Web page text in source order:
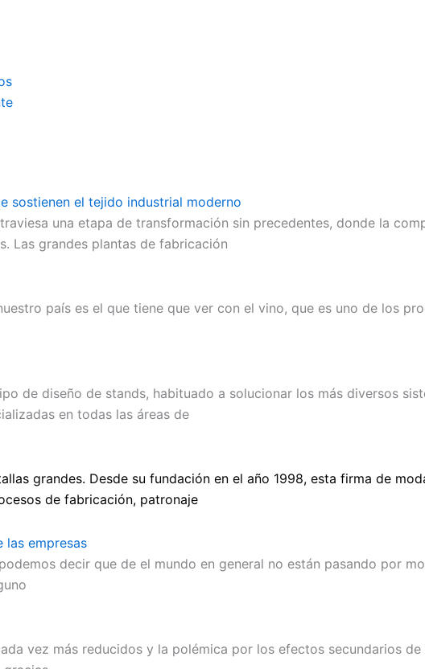
sostienen el tejido industrial moderno
una etapa de transformación sin precedentes, donde la
Las grandes plantas de fabricación
país es el que tiene que ver con el vino, que es uno de los
de diseño de stands, habituado a solucionar los más diversos
en todas las áreas de
grandes. Desde su fundación en el año 1998, esta firma de
de fabricación, patronaje
las empresas
decir que de el mundo en general no están pasando por
vez más reducidos y la polémica por los efectos secundarios